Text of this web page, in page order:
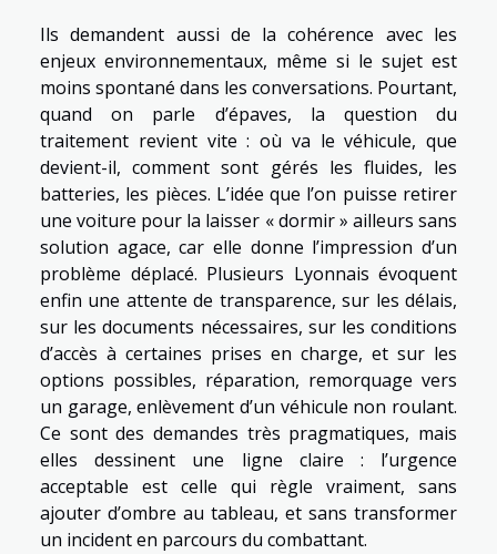
Ils demandent aussi de la cohérence avec les
enjeux environnementaux, même si le sujet est
moins spontané dans les conversations. Pourtant,
quand on parle d’épaves, la question du
traitement revient vite : où va le véhicule, que
devient-il, comment sont gérés les fluides, les
batteries, les pièces. L’idée que l’on puisse retirer
une voiture pour la laisser « dormir » ailleurs sans
solution agace, car elle donne l’impression d’un
problème déplacé. Plusieurs Lyonnais évoquent
enfin une attente de transparence, sur les délais,
sur les documents nécessaires, sur les conditions
d’accès à certaines prises en charge, et sur les
options possibles, réparation, remorquage vers
un garage, enlèvement d’un véhicule non roulant.
Ce sont des demandes très pragmatiques, mais
elles dessinent une ligne claire : l’urgence
acceptable est celle qui règle vraiment, sans
ajouter d’ombre au tableau, et sans transformer
un incident en parcours du combattant.